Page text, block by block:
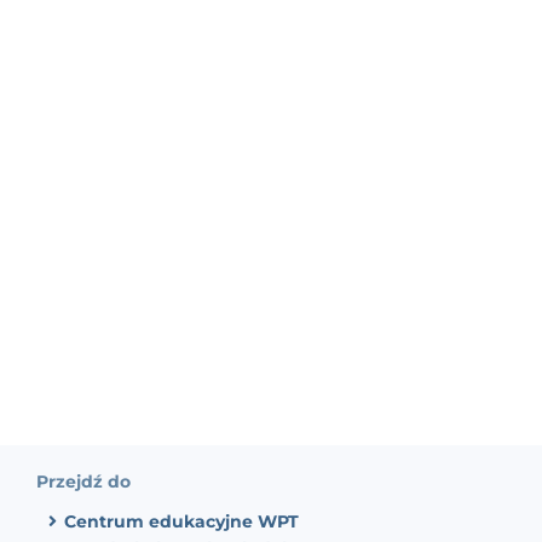
Przejdź do
Centrum edukacyjne WPT